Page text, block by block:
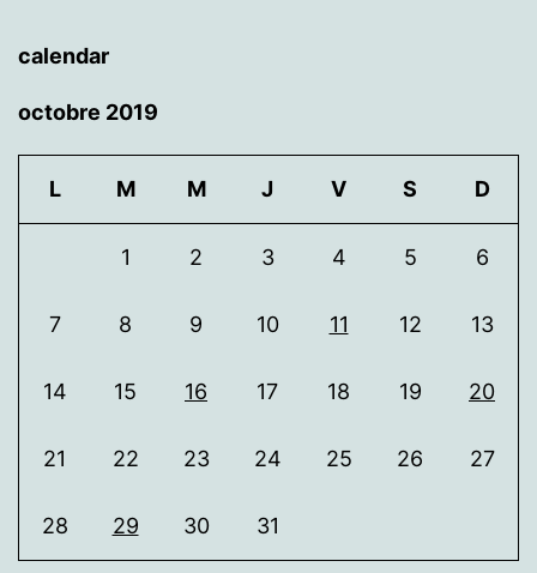
calendar
octobre 2019
L M M J V S D
1 2 3 4 5 6
7 8 9 10 11 12 13
14 15 16 17 18 19 20
21 22 23 24 25 26 27
28 29 30 31